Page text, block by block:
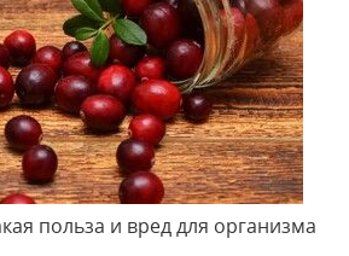
польза и вред для организма